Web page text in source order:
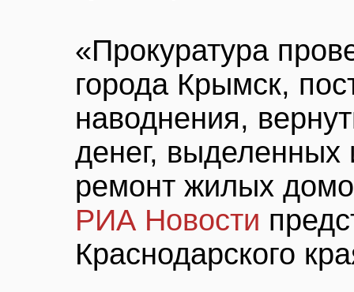
«Прокуратура
города Крымск,
наводнения,
денег,
ремонт жилых
РИА Новости
Краснодарского